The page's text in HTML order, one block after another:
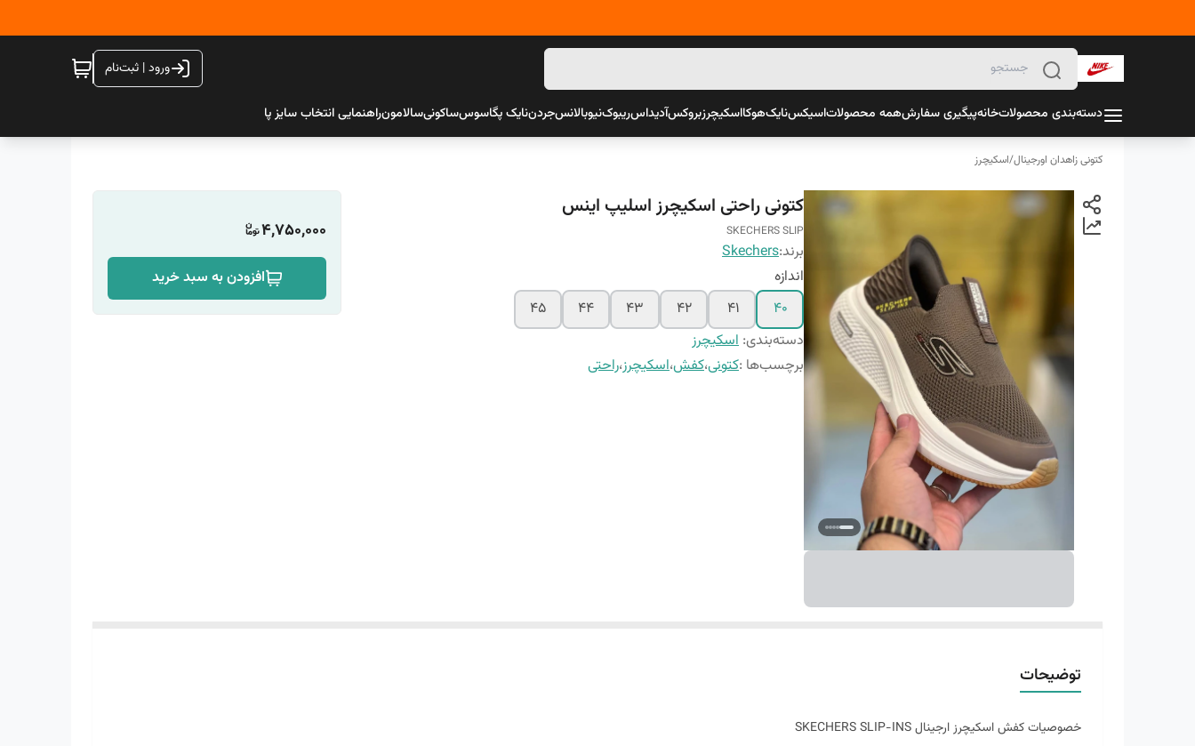
ورود | ثبت‌نام
دسته‌بندی محصولاتخانهپیگیری سفارشهمه محصولاتاسیکسنایکهوکااسکیچرزبروکسآدیداسریبوکنیوبالانسجردننایک پگاسوسساکونیسالامونراهنمایی انتخاب سایز پا
کتونی زاهدان اورجینال/اسکیچرز
کتونی راحتی اسکیچرز اسلیپ اینس
SKECHERS SLIP
برند:Skechers
اندازه
40
41
42
43
44
45
دسته‌بندی: اسکیچرز
برچسب‌ها :کتونی،کفش،اسکیچرز،راحتی
4,750,000
افزودن به سبد خرید
توضیحات
خصوصیات کفش اسکیچرز ارجینال SKECHERS SLIP-INS